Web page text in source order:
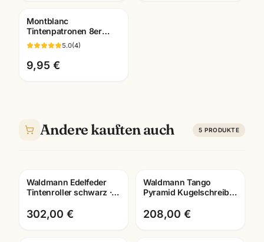
Montblanc
Tintenpatronen 8er
Pack · alle Farben ·
passend für Montblanc
Füller
5.0(4)
9,95 €
Andere kauften auch 5 PRODUKTE
Gravur
Waldmann Edelfeder
Tintenroller schwarz ·
0149 · mit Lasergravur
302,00 €
Gravur
Waldmann Tango
Pyramid Kugelschreiber
Sterling Silber · 4688
208,00 €